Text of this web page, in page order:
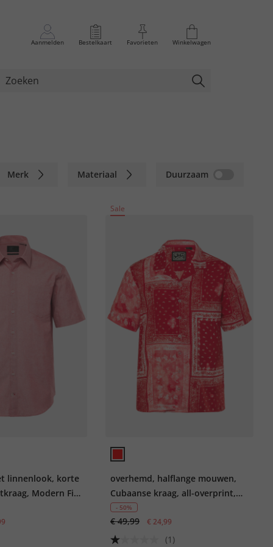
Aanmelden Bestelkaart Favorieten Winkelwagen
Merk Duurzaam
Materiaal
linnenlook, korte
Modern Fit,
Sale
overhemd, halflange mouwen,
Cubaanse kraag, all-overprint,
boxy fit, tot 8XL
- 50%
€ 49,99 € 24,99
(1)